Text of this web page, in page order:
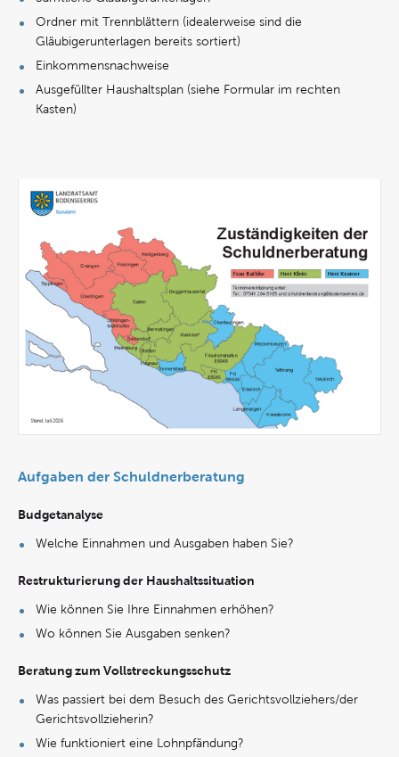
Ordner mit Trennblättern (idealerweise sind die
Gläubigerunterlagen bereits sortiert)
Einkommensnachweise
Ausgefüllter Haushaltsplan (siehe Formular im rechten
Kasten)
Aufgaben der Schuldnerberatung
Budgetanalyse
Welche Einnahmen und Ausgaben haben Sie?
Restrukturierung der Haushaltssituation
Wie können Sie Ihre Einnahmen erhöhen?
Wo können Sie Ausgaben senken?
Beratung zum Vollstreckungsschutz
Was passiert bei dem Besuch des Gerichtsvollziehers/der
Gerichtsvollzieherin?
Wie funktioniert eine Lohnpfändung?